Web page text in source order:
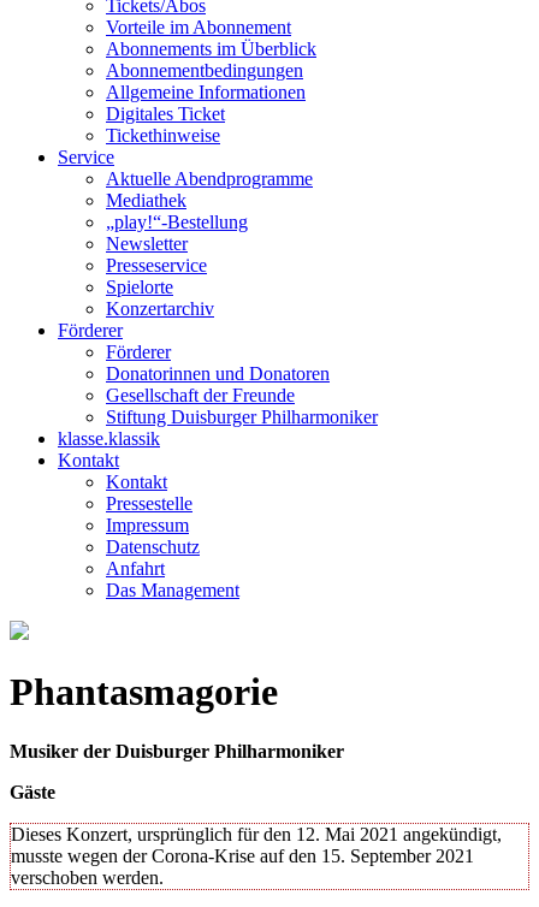
Tickets/Abos
Vorteile im Abonnement
Abonnements im Überblick
Abonnement­bedingungen
Allgemeine Informationen
Digitales Ticket
Ticket­hinweise
Service
Aktuelle Abendprogramme
Mediathek
„play!“-Bestellung
Newsletter
Presseservice
Spielorte
Konzertarchiv
Förderer
Förderer
Donatorinnen und Donatoren
Gesellschaft der Freunde
Stiftung Duisburger Philharmoniker
klasse.klassik
Kontakt
Kontakt
Pressestelle
Impressum
Datenschutz
Anfahrt
Das Management
Phantasmagorie
Musiker der Duisburger Philharmoniker
Gäste
Dieses Konzert, ursprünglich für den 12. Mai 2021 angekündigt,
musste wegen der Corona-Krise auf den 15. September 2021
verschoben werden.